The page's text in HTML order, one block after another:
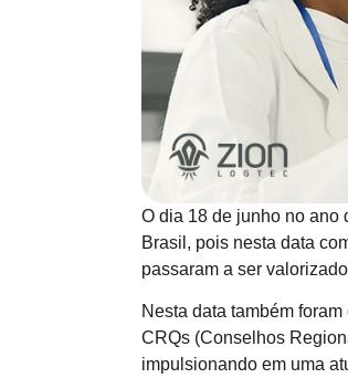
O dia 18 de junho no ano
Brasil, pois nesta data
passaram a ser
Nesta data também
CRQs (Conselhos
impulsionando em uma